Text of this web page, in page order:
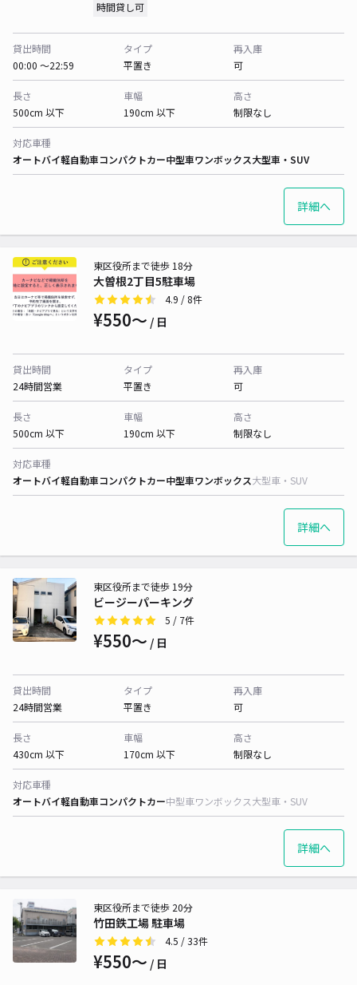
時間貸し可
貸出時間
00:00 〜22:59
タイプ
平置き
再入庫
可
長さ
500cm 以下
車幅
190cm 以下
高さ
制限なし
対応車種
オートバイ軽自動車コンパクトカー中型車ワンボックス大型車・SUV
詳細へ
大曽根2丁目5駐車場
東区役所まで徒歩 18分
4.9 / 8件
¥550〜 / 日
貸出時間
24時間営業
タイプ
平置き
再入庫
可
長さ
500cm 以下
車幅
190cm 以下
高さ
制限なし
対応車種
オートバイ軽自動車コンパクトカー中型車ワンボックス大型車・SUV
詳細へ
ビージーパーキング
東区役所まで徒歩 19分
5 / 7件
¥550〜 / 日
貸出時間
24時間営業
タイプ
平置き
再入庫
可
長さ
430cm 以下
車幅
170cm 以下
高さ
制限なし
対応車種
オートバイ軽自動車コンパクトカー中型車ワンボックス大型車・SUV
詳細へ
竹田鉄工場 駐車場
東区役所まで徒歩 20分
4.5 / 33件
¥550〜 / 日